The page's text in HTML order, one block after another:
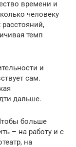
времени и
человеку
темп
и
сам.
дальше.
больше
– на работу и с
на